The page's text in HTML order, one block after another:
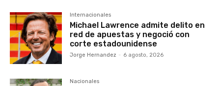
Internacionales
Michael Lawrence admite delito en
red de apuestas y negoció con
corte estadounidense
Jorge Hernandez - 6 agosto, 2026
Nacionales